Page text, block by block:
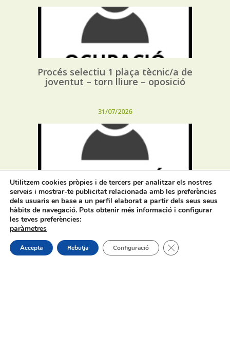
Procés selectiu 1 plaça tècnic/a de
joventut – torn lliure – oposició
31/07/2026
Procés selectiu 1 plaça assessor/a
jurídic/a – torn lliure – oposició
Utilitzem cookies pròpies i de tercers per analitzar els nostres
serveis i mostrar-te publicitat relacionada amb les preferències
dels usuaris en base a un perfil elaborat a partir dels seus seus
hàbits de navegació. Pots obtenir més informació i configurar
les teves preferències:
paràmetres
Accepta Rebutja Configuració Tanca el bàner de